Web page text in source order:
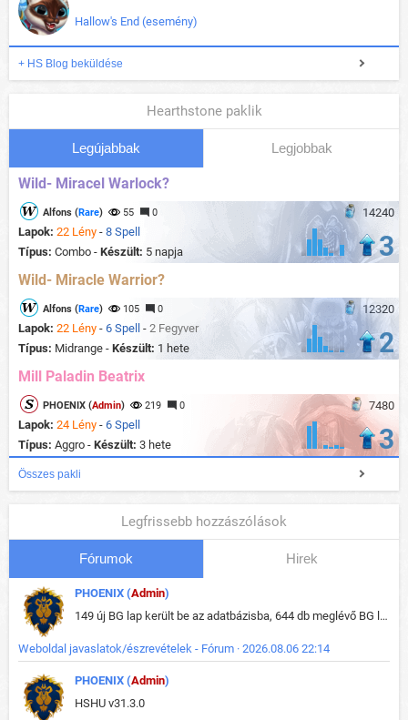
Hallow's End (esemény)
+ HS Blog beküldése
Hearthstone paklik
Legújabbak Legjobbak
Wild- Miracel Warlock?
14240
Alfons (Rare) 55 0
Lapok: 22 Lény - 8 Spell
Típus: Combo - Készült: 5 napja 3
Wild- Miracle Warrior?
12320
Alfons (Rare) 105 0
Lapok: 22 Lény - 6 Spell - 2 Fegyver
Típus: Midrange - Készült: 1 hete 2
Mill Paladin Beatrix
7480
PHOENIX (Admin) 219 0
Lapok: 24 Lény - 6 Spell
Típus: Aggro - Készült: 3 hete 3
Összes pakli
Legfrissebb hozzászólások
Fórumok Hirek
PHOENIX (Admin)
149 új BG lap került be az adatbázisba, 644 db meglévő BG lap módosult, bekerültek az új képek a megváltozott lapokhoz is.
Weboldal javaslatok/észrevételek - Fórum · 2026.08.06 22:14
PHOENIX (Admin)
HSHU v31.3.0